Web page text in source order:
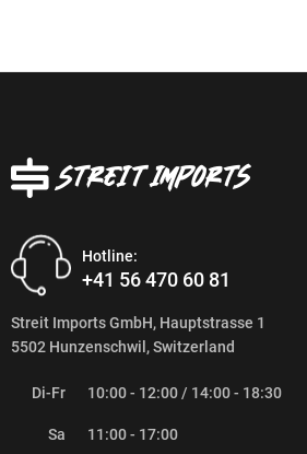
Hotline:
+41 56 470 60 81
Streit Imports GmbH, Hauptstrasse 1
5502 Hunzenschwil, Switzerland
Di-Fr 10:00 - 12:00 / 14:00 - 18:30
Sa 11:00 - 17:00